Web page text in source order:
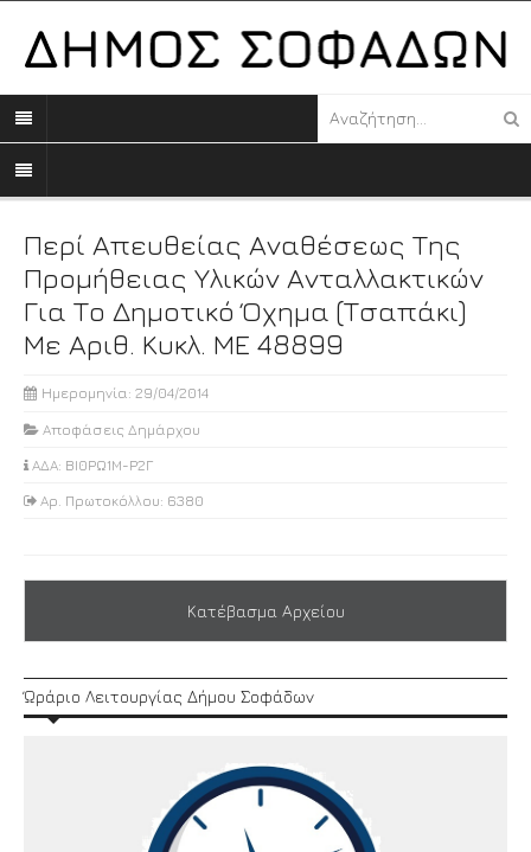
Περί Απευθείας Αναθέσεως Της
Προμήθειας Υλικών Ανταλλακτικών
Για Το Δημοτικό Όχημα (τσαπάκι)
Με Αριθ. Κυκλ. ΜΕ 48899
Ημερομηνία: 29/04/2014
Αποφάσεις Δημάρχου
ΑΔΑ: ΒΙ0ΡΩ1Μ-Ρ2Γ
Αρ. Πρωτοκόλλου: 6380
Κατέβασμα Αρχείου
Ώράριο Λειτουργίας Δήμου Σοφάδων